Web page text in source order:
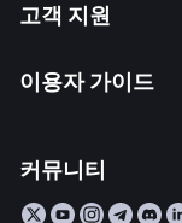
고객 지원
이용자 가이드
커뮤니티